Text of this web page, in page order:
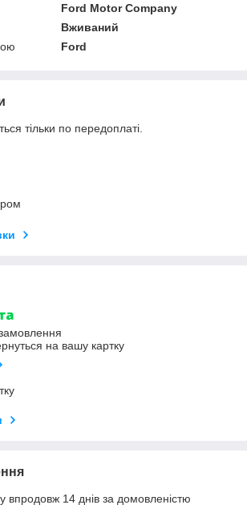
Ford Motor Company
Вживаний
Ford
тільки по передоплаті.
на вашу картку
впродовж 14 днів за домовленістю